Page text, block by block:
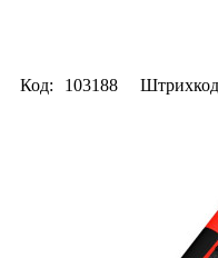
Код: 103188